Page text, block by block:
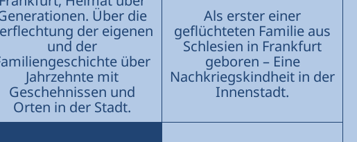
Über die
der eigenen
und der
über
Jahrzehnte mit
Geschehnissen und
Orten in der Stadt.
Als erster einer
geflüchteten Familie aus
Schlesien in Frankfurt
geboren – Eine
Nachkriegskindheit in der
Innenstadt.